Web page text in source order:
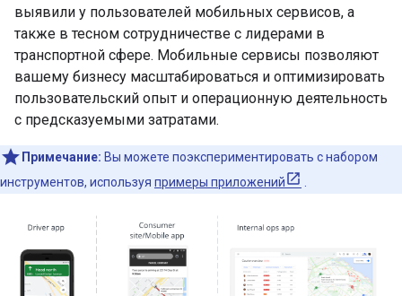
выявили у пользователей мобильных сервисов, а
также в тесном сотрудничестве с лидерами в
транспортной сфере. Мобильные сервисы позволяют
вашему бизнесу масштабироваться и оптимизировать
пользовательский опыт и операционную деятельность
с предсказуемыми затратами.
Примечание: Вы можете поэкспериментировать с набором
инструментов, используя примеры приложений